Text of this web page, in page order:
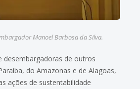
Manoel Barbosa da Silva.
desembargadoras de outros
do Amazonas e de Alagoas,
ações de sustentabilidade